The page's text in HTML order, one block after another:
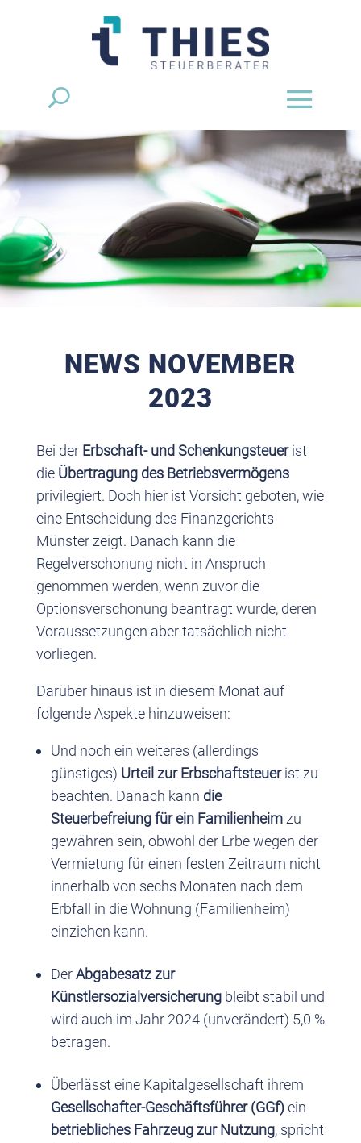
NEWS NOVEMBER
2023
Bei der Erbschaft- und Schenkungsteuerist
die Übertragung des Betriebsvermögens
privilegiert. Doch hier ist Vorsicht geboten, wie
eine Entscheidung des Finanzgerichts
Münster zeigt. Danach kann die
Regelverschonung nicht in Anspruch
genommen werden, wenn zuvor die
Optionsverschonung beantragt wurde, deren
Voraussetzungen aber tatsächlich nicht
vorliegen.
Darüber hinaus ist in diesem Monat auf
folgende Aspekte hinzuweisen:
Und noch ein weiteres (allerdings
günstiges) Urteil zur Erbschaftsteuerist zu
beachten. Danach kann die
Steuerbefreiung für ein Familienheimzu
gewähren sein, obwohl der Erbe wegen der
Vermietung für einen festen Zeitraum nicht
innerhalb von sechs Monaten nach dem
Erbfall in die Wohnung (Familienheim)
einziehen kann.
DerAbgabesatz zur
Künstlersozialversicherungbleibt stabil und
wird auch im Jahr 2024 (unverändert) 5,0 %
betragen.
Überlässt eine Kapitalgesellschaft ihrem
Gesellschafter-Geschäftsführer (GGf)ein
betriebliches Fahrzeug zur Nutzung, spricht